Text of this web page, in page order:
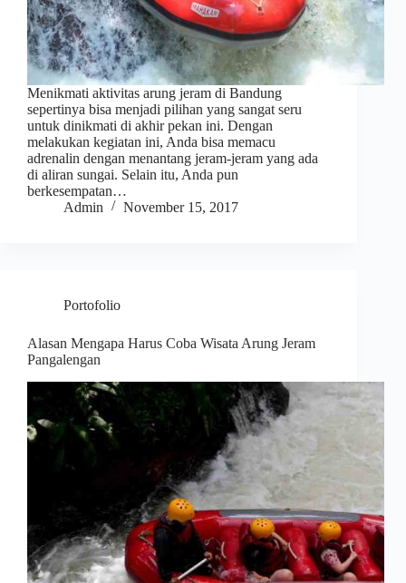
Menikmati aktivitas arung jeram di Bandung
sepertinya bisa menjadi pilihan yang sangat seru
untuk dinikmati di akhir pekan ini. Dengan
melakukan kegiatan ini, Anda bisa memacu
adrenalin dengan menantang jeram-jeram yang ada
di aliran sungai. Selain itu, Anda pun
berkesempatan…
Admin
November 15, 2017
Portofolio
Alasan Mengapa Harus Coba Wisata Arung Jeram
Pangalengan